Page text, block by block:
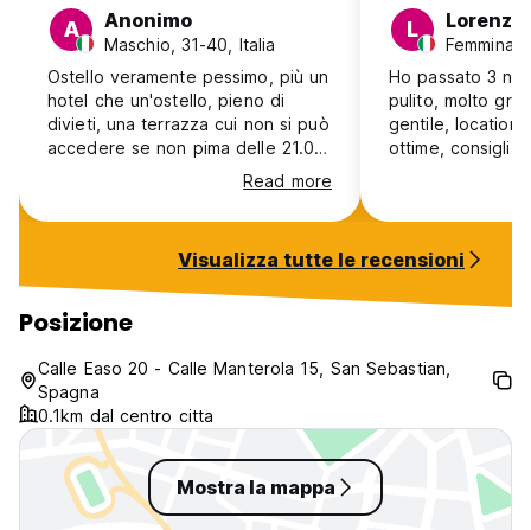
Nessun coprifuoco.
Non fumatore.
*** Si prega di notare che la camera gemella di base è un
letti a castello *** (Auto-translated from original language)
A Anonimo
Maschio, 31-40, Italia
Ostello veramente pessimo, più un
hotel che un'ostello, pieno di
divieti, una terrazza cui non si può
accedere se non pima delle 21.00
un pessimo potiere noturno che
sfoga le sue frustrazioni sui clienti,
sembra che al room in the city dia
di laptop con tempeature basse.
Assolutamente da evitare
Read more
L Lorenzo
Femmina,
Ho passato 3
pulito, molto
gentile, location
ottime,
Visualizza tutte le recensioni
Posizione
Calle Easo 20 - Calle Manterola 15, San Sebastian,
Spagna
0.1km dal centro citta
Mostra la mappa